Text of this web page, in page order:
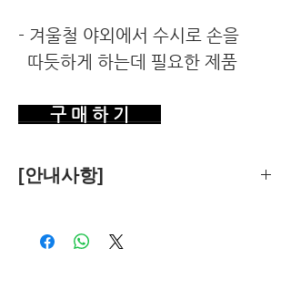
- 겨울철 야외에서 수시로 손을
따듯하게 하는데 필요한 제품
구 매 하 기
[안내사항]
객관적 기준에 따라 독립적으로 수행합